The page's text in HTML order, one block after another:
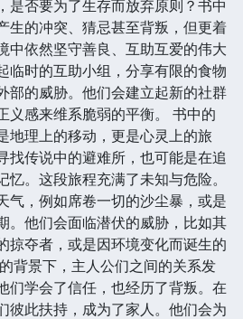
是否要为了生存而放弃原则？书中
生的冲突、猜忌甚至背叛，但更着
中依然坚守善良、互助互爱的伟大
临时的互助小组，分享有限的食物
部的威胁。他们会建立起新的社群
义感来维系脆弱的平衡。 书中的
地理上的移动，更是心灵上的旅
找传说中的避难所，也可能是在追
。这段旅程充满了未知与危险。
气，例如席卷一切的沙尘暴，或是
。他们会面临潜伏的威胁，比如其
掠夺者，或是因环境变化而诞生的
背景下，主人公们之间的关系发
们学会了信任，也经历了背叛。在
彼此扶持，成为了家人。他们会为